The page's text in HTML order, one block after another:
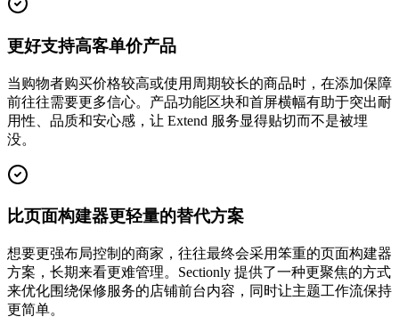
更好支持高客单价产品
当购物者购买价格较高或使用周期较长的商品时，在添加保障
前往往需要更多信心。产品功能区块和首屏横幅有助于突出耐
用性、品质和安心感，让 Extend 服务显得贴切而不是被埋
没。
比页面构建器更轻量的替代方案
想要更强布局控制的商家，往往最终会采用笨重的页面构建器
方案，长期来看更难管理。Sectionly 提供了一种更聚焦的方式
来优化围绕保修服务的店铺前台内容，同时让主题工作流保持
更简单。